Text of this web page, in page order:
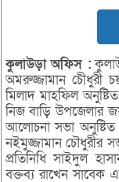
কুলাউড়া অফিস :
অমরুজ্জামান চেীধুরী
মিলাদ মাহফিল
নিজ বাড়ি উপজেলার
আলোচনা সভা
নইমুজ্জামান চৌধুরীর
প্রতিনিধি সাইদুল
বক্তব্য রাখেন